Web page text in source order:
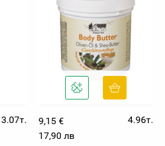
3.07т.
9,15 €
4.96т.
17,90 лв